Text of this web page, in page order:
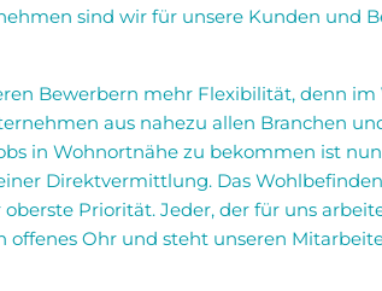
sind wir für unsere Kunden und
Bewerbern mehr Flexibilität, denn
aus nahezu allen Branchen
in Wohnortnähe zu bekommen ist
Direktvermittlung. Das
Priorität. Jeder, der für uns
Ohr und steht unseren